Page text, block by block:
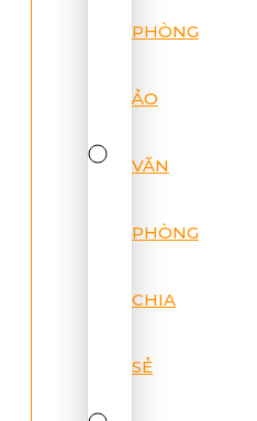
PHÒNG
ẢO
VĂN
PHÒNG
CHIA
SẺ